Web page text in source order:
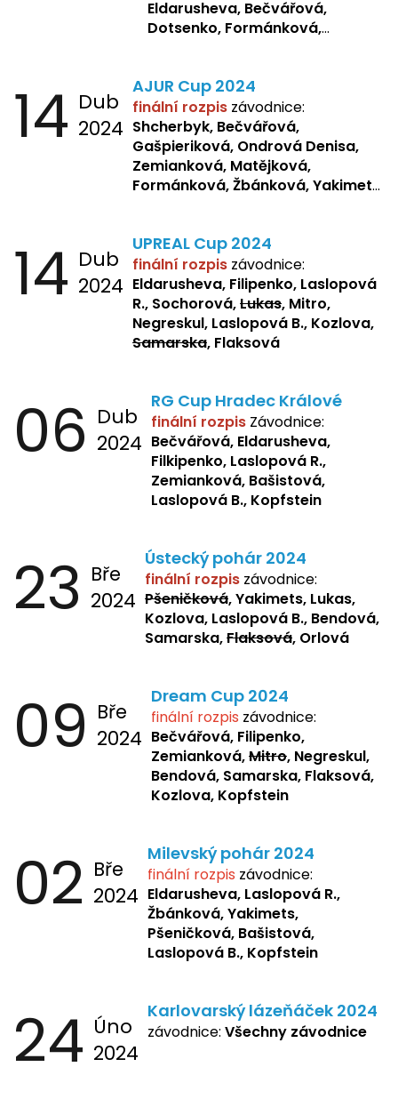
Eldarusheva, Bečvářová,
Dotsenko, Formánková,
Žbánková, Sochorová
14 Dub
2024
AJUR Cup 2024
finální rozpis závodnice:
Shcherbyk, Bečvářová,
Gašpieriková, Ondrová Denisa,
Zemianková, Matějková,
Formánková, Žbánková, Yakimets,
14 Dub
2024
UPREAL Cup 2024
finální rozpis závodnice:
Eldarusheva, Filipenko, Laslopová
R., Sochorová,Lukas, Mitro,
Negreskul, Laslopová B., Kozlova,
Samarska, Flaksová
06 Dub
2024
RG Cup Hradec Králové
finální rozpis Závodnice:
Bečvářová, Eldarusheva,
Filkipenko, Laslopová R.,
Zemianková, Bašistová,
Laslopová B., Kopfstein
23 Bře
2024
Ústecký pohár 2024
finální rozpis závodnice:
Pšeničková, Yakimets, Lukas,
Kozlova, Laslopová B., Bendová,
Samarska,Flaksová, Orlová
09 Bře
2024
Dream Cup 2024
finální rozpis závodnice:
Bečvářová, Filipenko,
Zemianková,Mitro, Negreskul,
Bendová, Samarska, Flaksová,
Kozlova, Kopfstein
02 Bře
2024
Milevský pohár 2024
finální rozpis závodnice:
Eldarusheva, Laslopová R.,
Žbánková, Yakimets,
Pšeničková, Bašistová,
Laslopová B., Kopfstein
24 Úno
2024
Karlovarský lázeňáček 2024
závodnice: Všechny závodnice